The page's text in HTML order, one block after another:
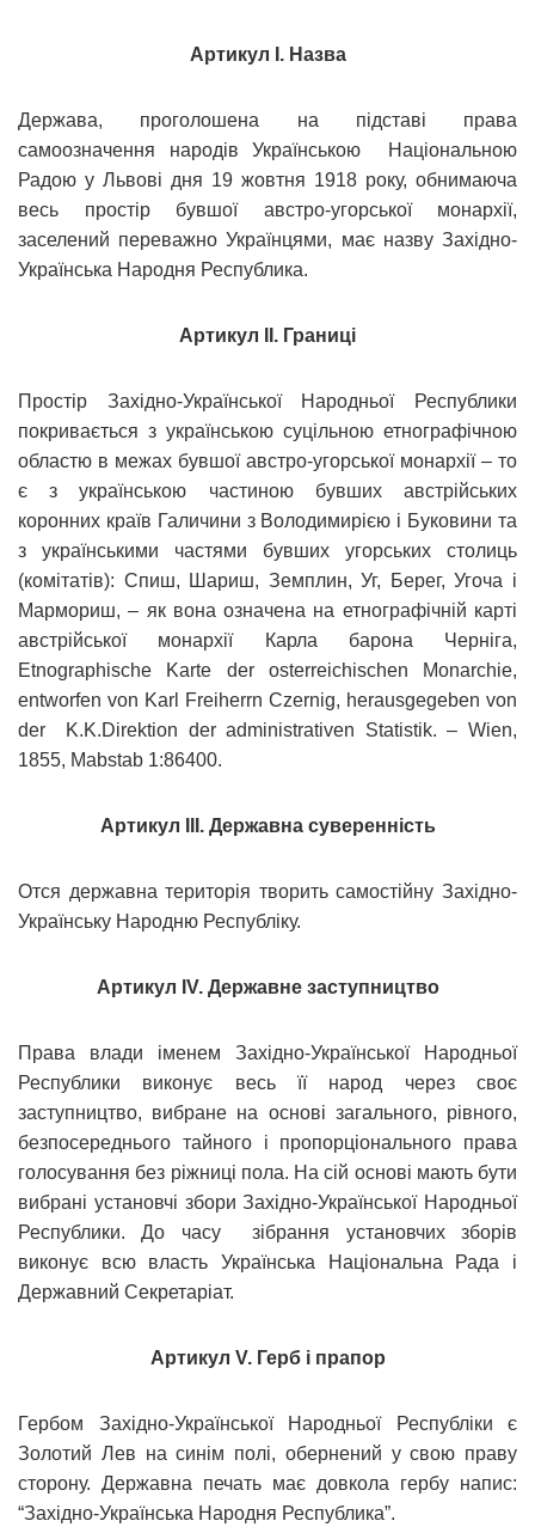
Артикул I. Назва
Держава, проголошена на підставі права
самоозначення народів Українською Національною
Радою у Львові дня 19 жовтня 1918 року, обнимаюча
весь простір бувшої австро-угорської монархії,
заселений переважно Українцями, має назву Західно-
Українська Народня Республика.
Артикул II. Границі
Простір Західно-Української Народньої Республики
покривається з українською суцільною етнографічною
областю в межах бувшої австро-угорської монархії – то
є з українською частиною бувших австрійських
коронних країв Галичини з Володимирією і Буковини та
з українськими частями бувших угорських столиць
(комітатів): Спиш, Шариш, Земплин, Уг, Берег, Угоча і
Мармориш, – як вона означена на етнографічній карті
австрійської монархії Карла барона Черніга,
Etnographische Karte der osterreichischen Monarchie,
entworfen von Karl Freiherrn Czernig, herausgegeben von
der K.K.Direktion der administrativen Statistik. – Wien,
1855, Mabstab 1:86400.
Артикул III. Державна суверенність
Отся державна територія творить самостійну Західно-
Українську Народню Республіку.
Артикул IV. Державне заступництво
Права влади іменем Західно-Української Народньої
Республики виконує весь її народ через своє
заступництво, вибране на основі загального, рівного,
безпосереднього тайного і пропорціонального права
голосування без ріжниці пола. На сій основі мають бути
вибрані установчі збори Західно-Української Народньої
Республики. До часу зібрання установчих зборів
виконує всю власть Українська Національна Рада і
Державний Секретаріат.
Артикул V. Герб і прапор
Гербом Західно-Української Народньої Республіки є
Золотий Лев на синім полі, обернений у свою праву
сторону. Державна печать має довкола гербу напис:
“Західно-Українська Народня Республика”.